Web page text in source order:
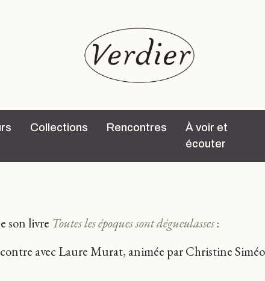
Collections Rencontres
À voir et
écouter
son livre Toutes les époques sont dégueulasses:
avec Laure Murat, animée par Christine